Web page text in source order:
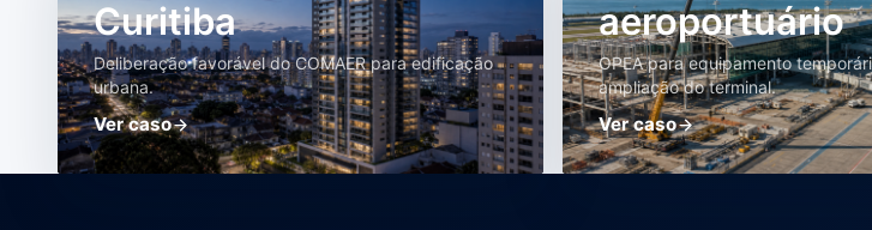
Curitiba
Deliberação favorável do COMAER para edificação
urbana.
Ver caso
aeroportuário
OPEA para equipamento
ampliação do terminal.
Ver caso